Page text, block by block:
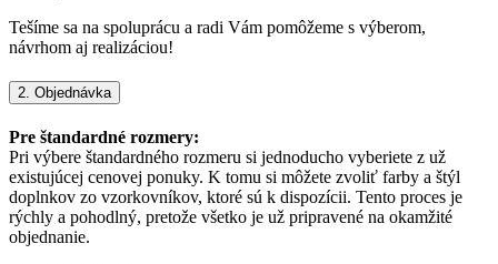
Tešíme sa na spoluprácu a radi Vám pomôžeme s výberom,
návrhom aj realizáciou!
2. Objednávka
Pre štandardné rozmery:
Pri výbere štandardného rozmeru si jednoducho vyberiete z už
existujúcej cenovej ponuky. K tomu si môžete zvoliť farby a štýl
doplnkov zo vzorkovníkov, ktoré sú k dispozícii. Tento proces je
rýchly a pohodlný, pretože všetko je už pripravené na okamžité
objednanie.